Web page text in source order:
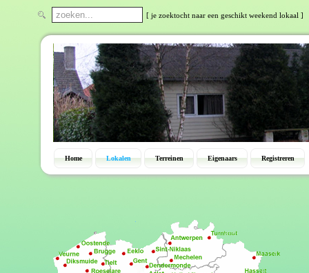
[ je zoektocht naar een geschikt weekend lokaal ]
Home Lokalen Terreinen Eigenaars Registreren